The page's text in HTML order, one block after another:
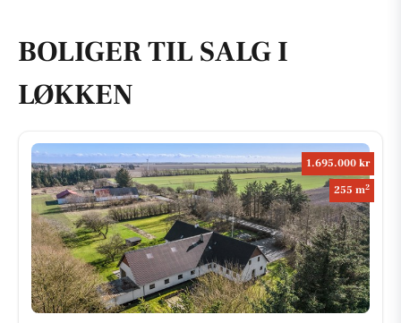
BOLIGER TIL SALG I
LØKKEN
1.695.000 kr
255 m2